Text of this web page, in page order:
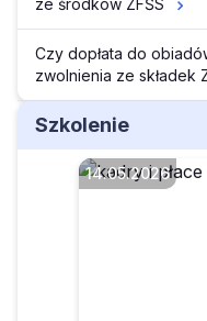
ze środków ZFŚS
Czy dopłata do
zwolnienia ze składek
Szkolenie
14.05.2026